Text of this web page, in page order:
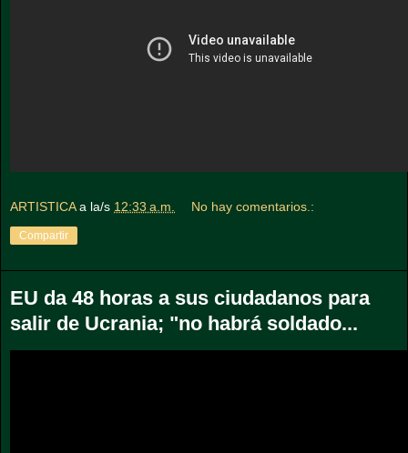
ARTISTICA a la/s 12:33 a.m. No hay comentarios.:
Compartir
EU da 48 horas a sus ciudadanos para
salir de Ucrania; "no habrá soldado...